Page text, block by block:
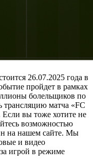
26.07.2025 года в
пройдет в рамках
болельщиков по
трансляцию матча «FC
вы тоже хотите не
возможностью
на нашем сайте. Мы
и видео
игрой в режиме